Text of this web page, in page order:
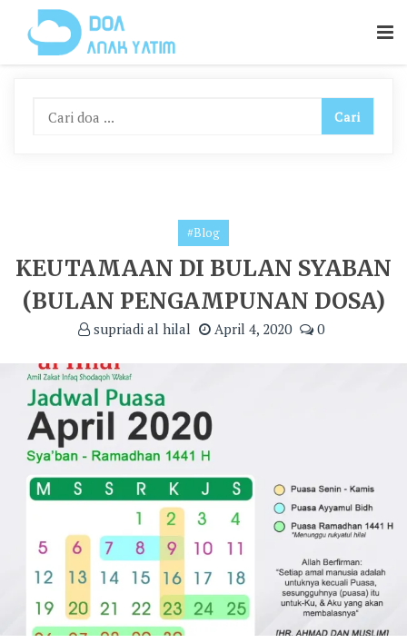
Content
#Blog
KEUTAMAAN DI BULAN SYABAN
(BULAN PENGAMPUNAN DOSA)
supriadi al hilal April 4, 2020 0